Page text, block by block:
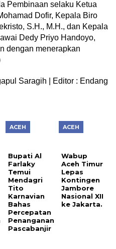
Pembinaan selaku Ketua
Dofir, Kepala Biro
S.H., M.H., dan Kepala
Dedy Priyo Handoyo,
dengan menerapkan
Saragih | Editor : Endang
ACEH
Bupati Al
Farlaky
Temui
Mendagri
Tito
Karnavian
Bahas
Percepatan
Penanganan
Pascabanjir
ACEH
Wabup
Aceh Timur
Lepas
Kontingen
Jambore
Nasional XII
ke Jakarta.